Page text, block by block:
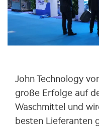
John Technology
große Erfolge auf
Waschmittel und
besten Lieferanten